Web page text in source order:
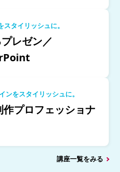
スタイリッシュに。
レゼン／
ンをスタイリッシュに。
プロフェッショナ
講座一覧をみる